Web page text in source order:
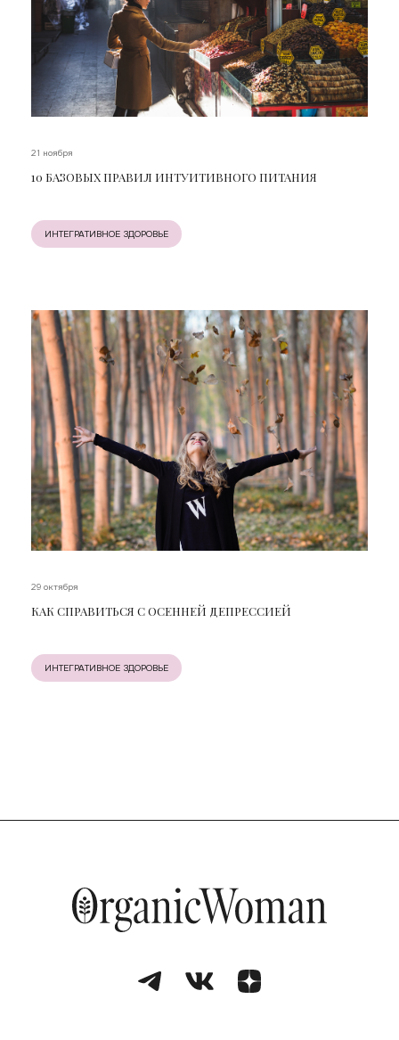
21 ноября
10 БАЗОВЫХ ПРАВИЛ ИНТУИТИВНОГО ПИТАНИЯ
ИНТЕГРАТИВНОЕ ЗДОРОВЬЕ
29 октября
КАК СПРАВИТЬСЯ С ОСЕННЕЙ ДЕПРЕССИЕЙ
ИНТЕГРАТИВНОЕ ЗДОРОВЬЕ